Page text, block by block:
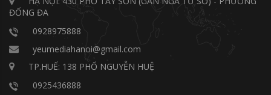
ĐỐNG ĐA
0928975888
yeumediahanoi@gmail.com
TP.HUẾ: 138 PHỐ NGUYỄN HUỆ
0925436888